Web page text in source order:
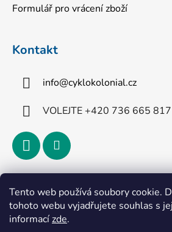
Tento web používá soubory cookie.
tohoto webu vyjadřujete souhlas s
informacízde.
Formulář pro vrácení zboží
Kontakt
info@cyklokolonial.cz
VOLEJTE +420 736 665 817
Přijímáme online platby